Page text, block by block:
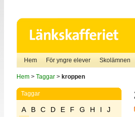
Hem För yngre elever Skolämnen
Hem> Taggar> kroppen
Taggar
A B C D E F G H I
J